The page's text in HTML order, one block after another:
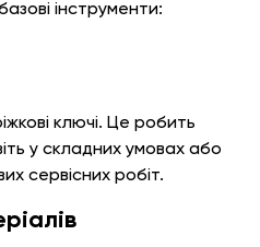
інструменти:
ключі. Це робить
у складних умовах або
сервісних робіт.